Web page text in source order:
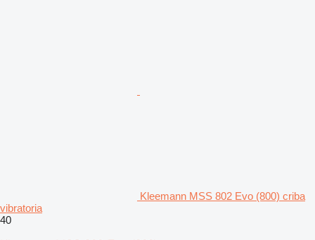
Kleemann MSS 802 Evo (800) criba
vibratoria
40